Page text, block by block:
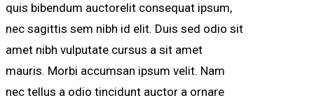
quis bibendum auctorelit consequat ipsum,
nec sagittis sem nibh id elit. Duis sed odio sit
amet nibh vulputate cursus a sit amet
mauris. Morbi accumsan ipsum velit. Nam
nec tellus a odio tincidunt auctor a ornare